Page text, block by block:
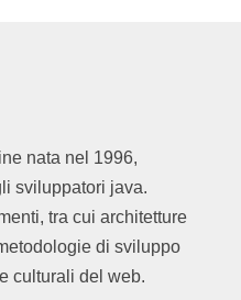
nata nel 1996,
sviluppatori java.
tra cui architetture
di sviluppo
culturali del web.